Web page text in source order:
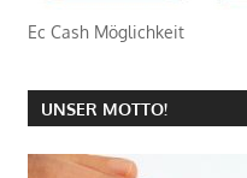
Ec Cash Möglichkeit
UNSER MOTTO!